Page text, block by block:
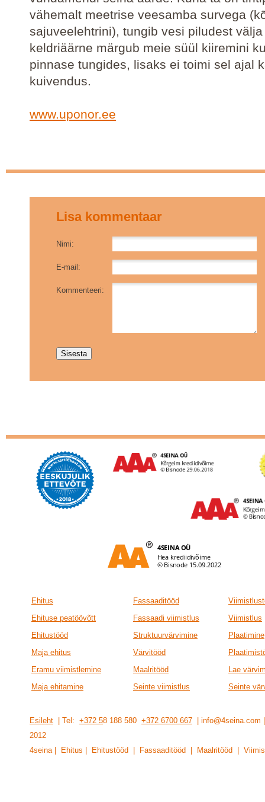
vähemalt meetrise veesamba survega
sajuveelehtrini), tungib vesi piludest
keldriäärne märgub meie süül kiiremini
pinnase tungides, lisaks ei toimi sel ajal
kuivendus.
www.uponor.ee
Lisa kommentaar
Nimi:
E-mail:
Kommenteeri:
Ehitus Fassaaditööd
Ehituse peatöövõtt
Fassaadi viimistlus
Viimistlus
Ehitustööd
Struktuurvärvimine
Plaatimine
Maja ehitus
Värvitööd
Eramu viimistlemine
Maalritööd
Lae
Maja ehitamine
Seinte viimistlus Seinte
Esileht | Tel: +372 58 188 580 +372 6700 667 |
201 2
4seina | Ehitus | Ehitustööd | Fassaaditööd | Maalritööd |